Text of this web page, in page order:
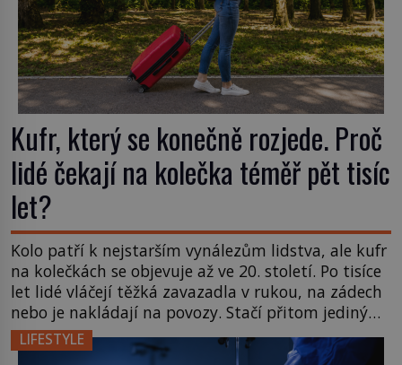
Kufr, který se konečně rozjede. Proč
lidé čekají na kolečka téměř pět tisíc
let?
Kolo patří k nejstarším vynálezům lidstva, ale kufr
na kolečkách se objevuje až ve 20. století. Po tisíce
let lidé vláčejí těžká zavazadla v rukou, na zádech
nebo je nakládají na povozy. Stačí přitom jediný
nápad, připevnit ke kufru kolečka. Jenže právě ten
nikdo dlouho nedostane. Až jednou se na letišti
LIFESTYLE